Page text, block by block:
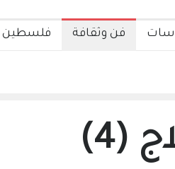
فن وثقافة فلسطين
(4)